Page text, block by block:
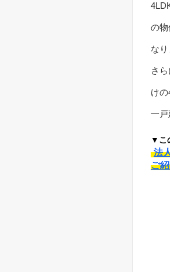
の物
なり
さ
け
一戸
▼こ
法
ご